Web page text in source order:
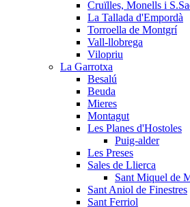
Cruïlles, Monells i
La Tallada d'Empordà
Torroella de Montgrí
Vall-llobrega
Vilopriu
La Garrotxa
Besalú
Beuda
Mieres
Montagut
Les Planes d'Hostoles
Puig-alder
Les Preses
Sales de Llierca
Sant Miquel de
Sant Aniol de Finestres
Sant Ferriol